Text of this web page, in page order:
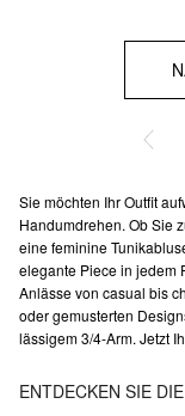
Sie möchten Ihr Outfit
Handumdrehen. Ob Sie
eine feminine
elegante Piece in jedem
Anlässe von casual bis
oder gemusterten
lässigem 3/4-Arm. Jetzt
ENTDECKEN SIE